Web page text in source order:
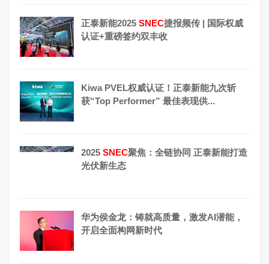
正泰新能2025 SNEC捷报频传 | 国际权威
认证+重磅签约双丰收
Kiwa PVEL权威认证！正泰新能九次斩
获“Top Performer” 最佳表现供...
2025 SNEC聚焦：全链协同 正泰新能打造
光伏新生态
华为侯金龙：铸就高质量，激发AI潜能，
开启全面构网新时代